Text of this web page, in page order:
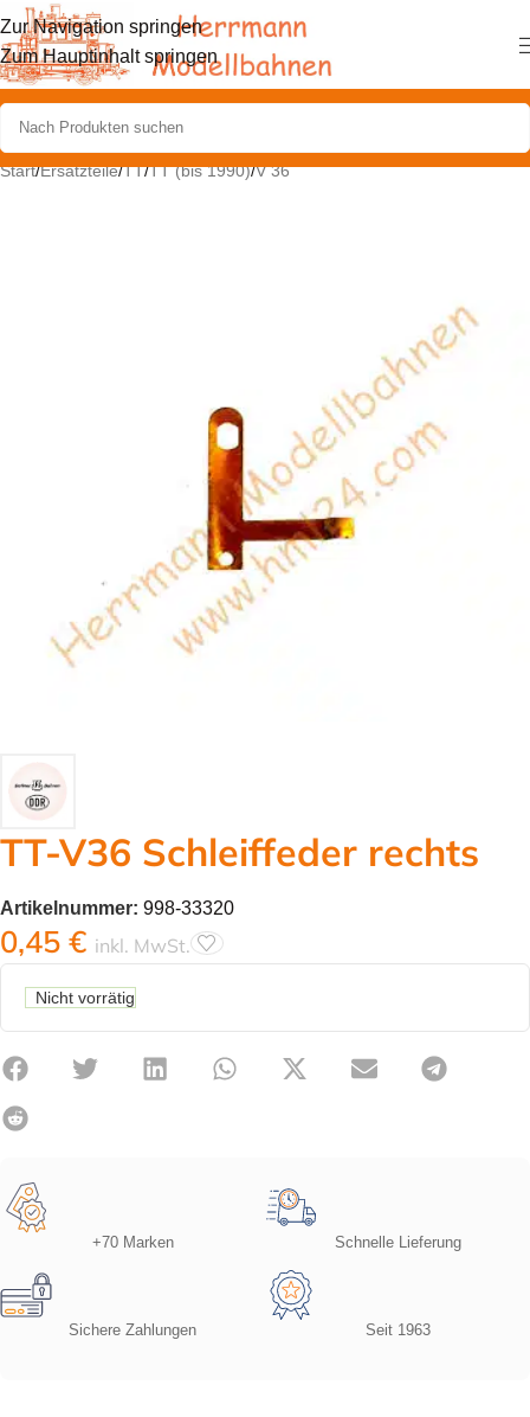
Zur Navigation springen
Zum Hauptinhalt springen
Start/Ersatzteile/TT/TT (bis 1990)/V 36
TT-V36 Schleiffeder rechts
Artikelnummer: 998-33320
0,45 € inkl. MwSt.
Nicht vorrätig
+70 Marken Schnelle Lieferung
Sichere Zahlungen Seit 1963